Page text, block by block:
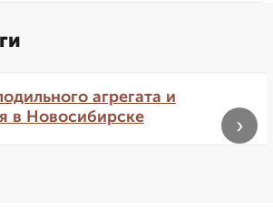
агрегата и
в Новосибирске
›